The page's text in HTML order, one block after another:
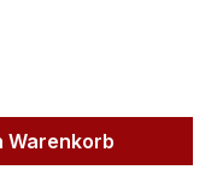
Warenkorb